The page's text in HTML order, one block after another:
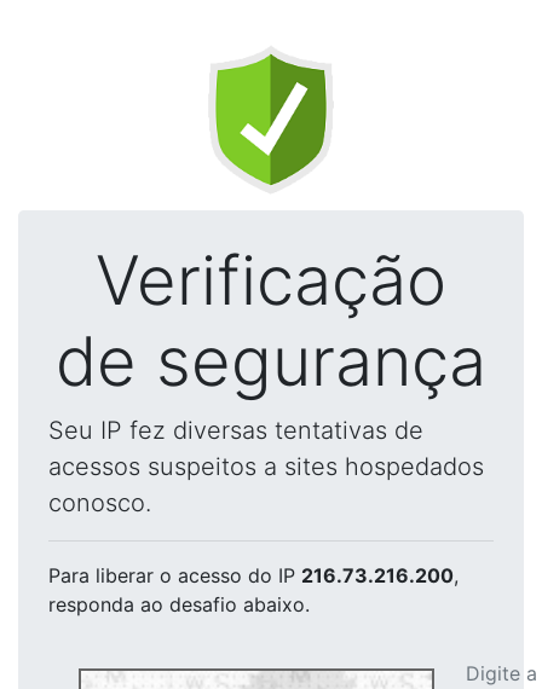
Verificação
de segurança
Seu IP fez diversas tentativas de
acessos suspeitos a sites hospedados
conosco.
Para liberar o acesso do IP 216.73.216.200,
responda ao desafio abaixo.
Digite